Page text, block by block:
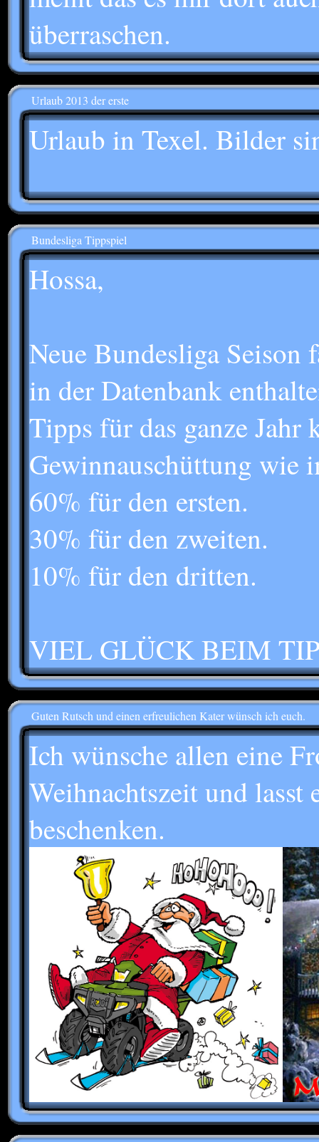
überraschen.
Urlaub 2013 der erste
Urlaub in Texel. Bilder
Bundesliga Tippspiel
Hossa,
Neue Bundesliga Seison
in der Datenbank
Tipps für das ganze Jahr
Gewinnauschüttung wie
60% für den ersten.
30% für den zweiten.
10% für den dritten.
VIEL GLÜCK BEIM
Guten Rutsch und einen erfreulichen Kater wünsch ich euch.
Ich wünsche allen eine
Weihnachtszeit und
beschenken.